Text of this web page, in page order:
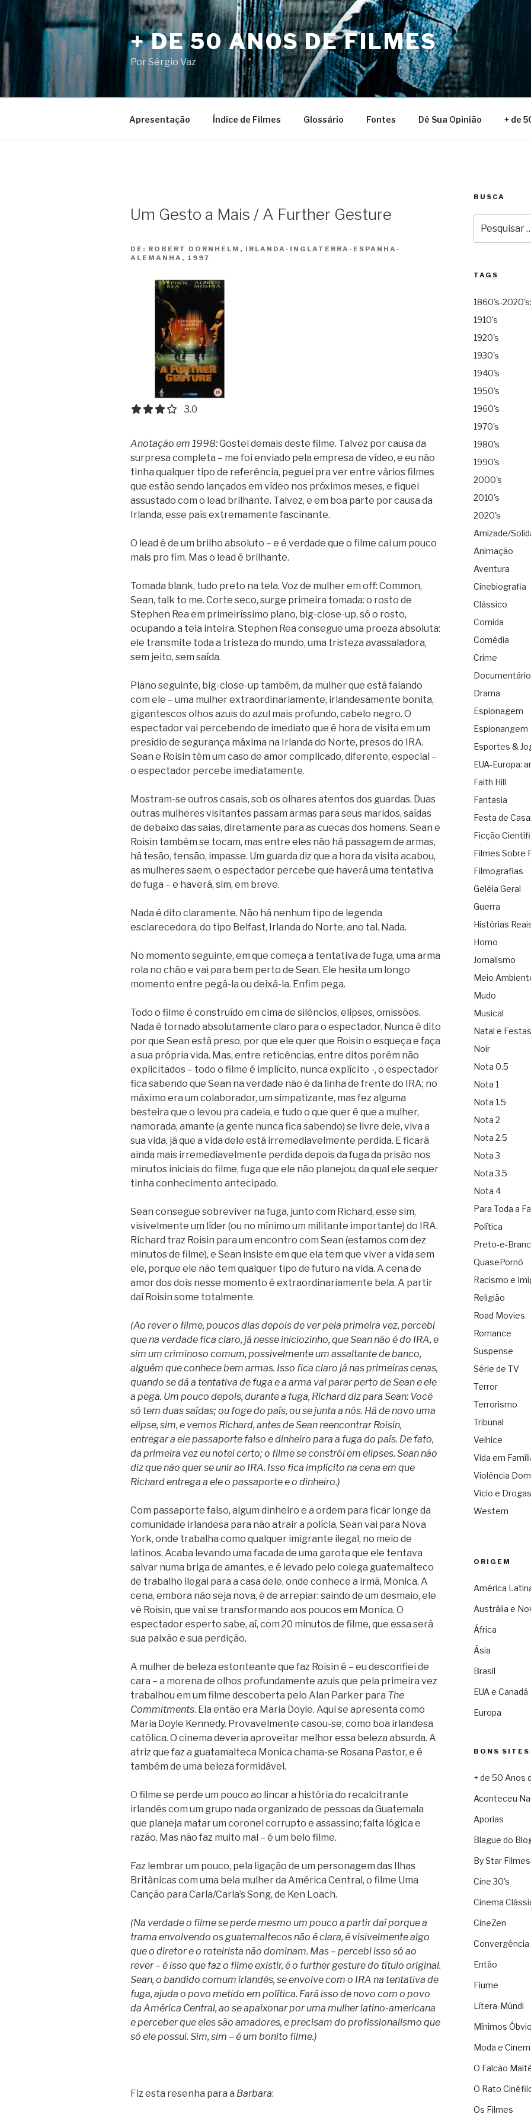
para
o
conteúdo
+ DE 50 ANOS DE FILMES
Por Sérgio Vaz
Apresentação Índice de Filmes Glossário Fontes Dê Sua Opinião + de
Um Gesto a Mais / A Further Gesture
DE: ROBERT DORNHELM, IRLANDA-INGLATERRA-ESPANHA-
ALEMANHA, 1997
3.0 out of 5.0 stars
3.0
Anotação em 1998:Gostei demais deste filme. Talvez por causa da
surpresa completa – me foi enviado pela empresa de vídeo, e eu não
tinha qualquer tipo de referência, peguei pra ver entre vários filmes
que estão sendo lançados em vídeo nos próximos meses, e fiquei
assustado com o lead brilhante. Talvez, e em boa parte por causa da
Irlanda, esse país extremamente fascinante.
O lead é de um brilho absoluto – e é verdade que o filme cai um pouco
mais pro fim. Mas o lead é brilhante.
Tomada blank, tudo preto na tela. Voz de mulher em off: Common,
Sean, talk to me. Corte seco, surge primeira tomada: o rosto de
Stephen Rea em primeiríssimo plano, big-close-up, só o rosto,
ocupando a tela inteira. Stephen Rea consegue uma proeza absoluta:
ele transmite toda a tristeza do mundo, uma tristeza avassaladora,
sem jeito, sem saída.
Plano seguinte, big-close-up também, da mulher que está falando
com ele – uma mulher extraordinariamente, irlandesamente bonita,
gigantescos olhos azuis do azul mais profundo, cabelo negro. O
espectador vai percebendo de imediato que é hora de visita em um
presídio de segurança máxima na Irlanda do Norte, presos do IRA.
Sean e Roisin têm um caso de amor complicado, diferente, especial –
o espectador percebe imediatamente.
Mostram-se outros casais, sob os olhares atentos dos guardas. Duas
outras mulheres visitantes passam armas para seus maridos, saídas
de debaixo das saias, diretamente para as cuecas dos homens. Sean e
Roisin também se tocam, mas entre eles não há passagem de armas,
há tesão, tensão, impasse. Um guarda diz que a hora da visita acabou,
as mulheres saem, o espectador percebe que haverá uma tentativa
de fuga – e haverá, sim, em breve.
Nada é dito claramente. Não há nenhum tipo de legenda
esclarecedora, do tipo Belfast, Irlanda do Norte, ano tal. Nada.
No momento seguinte, em que começa a tentativa de fuga, uma arma
rola no chão e vai para bem perto de Sean. Ele hesita um longo
momento entre pegá-la ou deixá-la. Enfim pega.
Todo o filme é construído em cima de silêncios, elipses, omissões.
Nada é tornado absolutamente claro para o espectador. Nunca é dito
por que Sean está preso, por que ele quer que Roisin o esqueça e faça
a sua própria vida. Mas, entre reticências, entre ditos porém não
explicitados – todo o filme é implícito, nunca explícito -, o espectador
fica sabendo que Sean na verdade não é da linha de frente do IRA; no
máximo era um colaborador, um simpatizante, mas fez alguma
besteira que o levou pra cadeia, e tudo o que quer é que a mulher,
namorada, amante (a gente nunca fica sabendo) se livre dele, viva a
sua vida, já que a vida dele está irremediavelmente perdida. E ficará
ainda mais irremediavelmente perdida depois da fuga da prisão nos
minutos iniciais do filme, fuga que ele não planejou, da qual ele sequer
tinha conhecimento antecipado.
Sean consegue sobreviver na fuga, junto com Richard, esse sim,
visivelmente um líder (ou no mínimo um militante importante) do IRA.
Richard traz Roisin para um encontro com Sean (estamos com dez
minutos de filme), e Sean insiste em que ela tem que viver a vida sem
ele, porque ele não tem qualquer tipo de futuro na vida. A cena de
amor dos dois nesse momento é extraordinariamente bela. A partir
daí Roisin some totalmente.
(Ao rever o filme, poucos dias depois de ver pela primeira vez, percebi
que na verdade fica claro, já nesse iniciozinho, que Sean não é do IRA, e
sim um criminoso comum, possivelmente um assaltante de banco,
alguém que conhece bem armas. Isso fica claro já nas primeiras cenas,
quando se dá a tentativa de fuga e a arma vai parar perto de Sean e ele
a pega. Um pouco depois, durante a fuga, Richard diz para Sean: Você
só tem duas saídas; ou foge do país, ou se junta a nós. Há de novo uma
elipse, sim, e vemos Richard, antes de Sean reencontrar Roisin,
entregar a ele passaporte falso e dinheiro para a fuga do país. De fato,
da primeira vez eu notei certo; o filme se constrói em elipses. Sean não
diz que não quer se unir ao IRA. Isso fica implícito na cena em que
Richard entrega a ele o passaporte e o dinheiro.)
Com passaporte falso, algum dinheiro e a ordem para ficar longe da
comunidade irlandesa para não atrair a polícia, Sean vai para Nova
York, onde trabalha como qualquer imigrante ilegal, no meio de
latinos. Acaba levando uma facada de uma garota que ele tentava
salvar numa briga de amantes, e é levado pelo colega guatemalteco
de trabalho ilegal para a casa dele, onde conhece a irmã, Monica. A
cena, embora não seja nova, é de arrepiar: saindo de um desmaio, ele
vê Roisin, que vai se transformando aos poucos em Monica. O
espectador esperto sabe, aí, com 20 minutos de filme, que essa será
sua paixão e sua perdição.
A mulher de beleza estonteante que faz Roisin é – eu desconfiei de
cara – a morena de olhos profundamente azuis que pela primeira vez
trabalhou em um filme descoberta pelo Alan Parker para The
Commitments. Ela então era Maria Doyle. Aqui se apresenta como
Maria Doyle Kennedy. Provavelmente casou-se, como boa irlandesa
católica. O cinema deveria aproveitar melhor essa beleza absurda. A
atriz que faz a guatamalteca Monica chama-se Rosana Pastor, e é
também de uma beleza formidável.
O filme se perde um pouco ao lincar a história do recalcitrante
irlandês com um grupo nada organizado de pessoas da Guatemala
que planeja matar um coronel corrupto e assassino; falta lógica e
razão. Mas não faz muito mal – é um belo filme.
Faz lembrar um pouco, pela ligação de um personagem das Ilhas
Britânicas com uma bela mulher da América Central, o filme Uma
Canção para Carla/Carla’s Song, de Ken Loach.
(Na verdade o filme se perde mesmo um pouco a partir daí porque a
trama envolvendo os guatemaltecos não é clara, é visivelmente algo
que o diretor e o roteirista não dominam. Mas – percebi isso só ao
rever – é isso que faz o filme existir, é o further gesture do título original.
Sean, o bandido comum irlandês, se envolve com o IRA na tentativa de
fuga, ajuda o povo metido em política. Fará isso de novo com o povo
da América Central, ao se apaixonar por uma mulher latino-americana
e perceber que eles são amadores, e precisam do profissionalismo que
só ele possui. Sim, sim – é um bonito filme.)
Fiz esta resenha para a Barbara:
BUSCA
por:
TAGS
1860's-
1910's
1920's
1930's
1940's
1950's
1960's
1970's
1980's
1990's
2000's
2010's
2020's
Amizade/
Animação
Aventura
Cinebiografia
Clássico
Comida
Comédia
Crime
Documentário
Drama
Espionagem
Espionangem
Esportes &
EUA-Europa:
Faith Hill
Fantasia
Festa de
Ficção
Filmes Sobre
Filmografias
Geléia Geral
Guerra
Histórias
Homo
Jornalismo
Meio
Mudo
Musical
Natal e Festas
Noir
Nota 0.5
Nota 1
Nota 1.5
Nota 2
Nota 2.5
Nota 3
Nota 3.5
Nota 4
Para Toda a
Política
Preto-e-
QuasePornô
Racismo e
Religião
Road Movies
Romance
Suspense
Série de TV
Terror
Terrorismo
Tribunal
Velhice
Vida em
Violência
Vício e Drogas
Western
ORIGEM
América
Austrália e
África
Ásia
Brasil
EUA e Canadá
Europa
BONS SITES
+ de 50 Anos
Aconteceu
Aporias
Blague do
By Star Filmes
Cine 30's
Cinema
CineZen
Convergência
Então
Fiume
Lítera-Múndi
Mínimos
Moda e
O Falcão
O Rato
Os Filmes